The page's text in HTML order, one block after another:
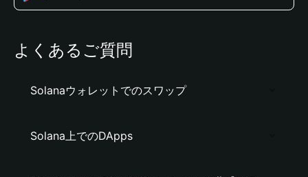
よくあるご質問
Solanaウォレットでのスワップ
Solana上でのDApps